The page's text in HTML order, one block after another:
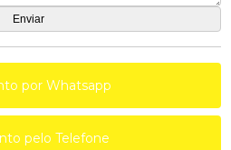
por Whatsapp
pelo Telefone